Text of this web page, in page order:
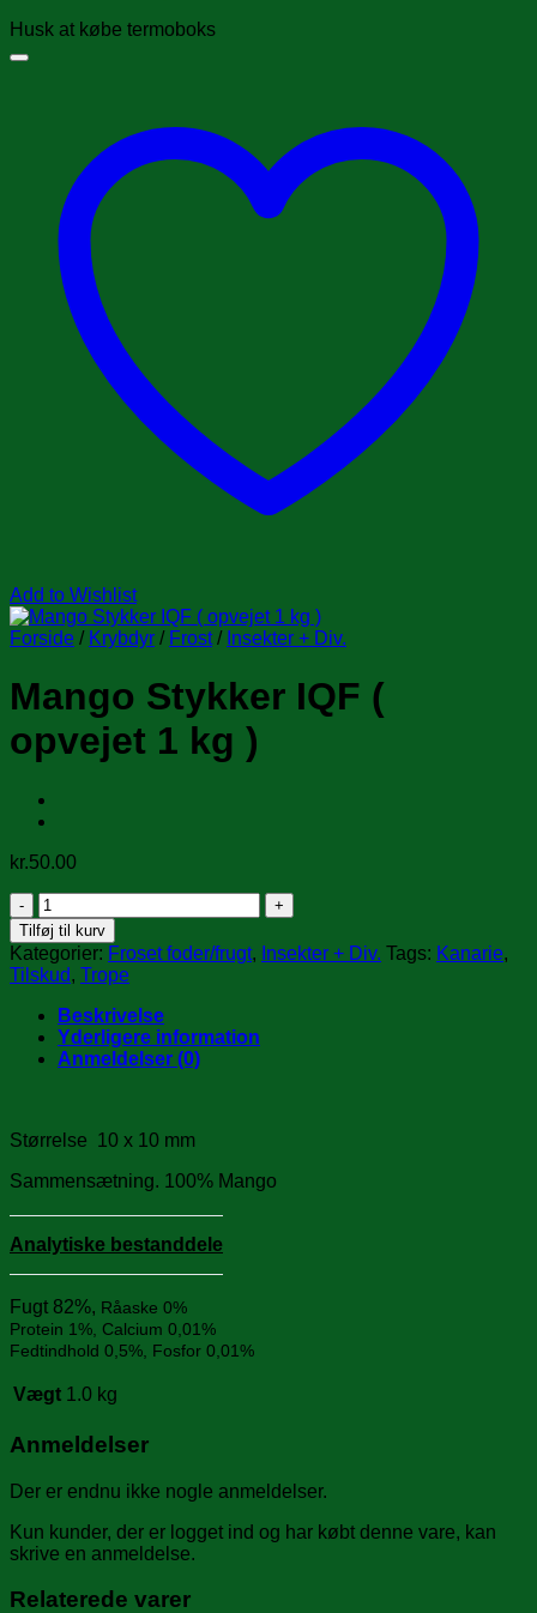
Husk at købe termoboks
Add to Wishlist
Forside / Krybdyr / Frost / Insekter + Div.
Mango Stykker IQF (
opvejet 1 kg )
kr.50.00
Mango
Stykker
IQF
(
opvejet
1
kg
)
antal
Tilføj til kurv
Kategorier: Froset foder/frugt, Insekter + Div. Tags: Kanarie,
Tilskud, Trope
Beskrivelse
Yderligere information
Anmeldelser (0)
Størrelse 10 x 10 mm
Sammensætning. 100% Mango
Analytiske bestanddele
Fugt 82%, Råaske 0%
Protein 1%, Calcium 0,01%
Fedtindhold 0,5%, Fosfor 0,01%
Vægt 1.0 kg
Anmeldelser
Der er endnu ikke nogle anmeldelser.
Kun kunder, der er logget ind og har købt denne vare, kan
skrive en anmeldelse.
Relaterede varer